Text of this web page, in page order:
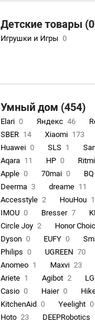
Детские товары
Игрушки и Игры 0
Умный дом (454)
Elari 0 Яндекс 46
SBER 14 Xiaomi 173
Huawei 0 SLS 1
Aqara 11 HP 0
Apple 0 70mai 0 BQ
Deerma 3 dreame 11
Accesstyle 2 HouHou
IMOU 0 Bresser 7
Circle Joy 2 Honor
Dyson 0 EUFY 0
Philips 0 UGREEN 70
Anomeo 1 Maxvi 23
Ariete 1 Agibot 2 LG
Casio 0 Haier 0
KitchenAid 0 Yeelight 0
Hoto 23 DEEPRobotics